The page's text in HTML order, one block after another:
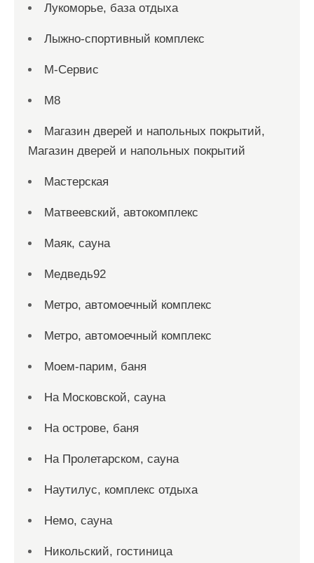
Лукоморье, база отдыха
Лыжно-спортивный комплекс
М-Сервис
М8
Магазин дверей и напольных покрытий,
Магазин дверей и напольных покрытий
Мастерская
Матвеевский, автокомплекс
Маяк, сауна
Медведь92
Метро, автомоечный комплекс
Метро, автомоечный комплекс
Моем-парим, баня
На Московской, сауна
На острове, баня
На Пролетарском, сауна
Наутилус, комплекс отдыха
Немо, сауна
Никольский, гостиница